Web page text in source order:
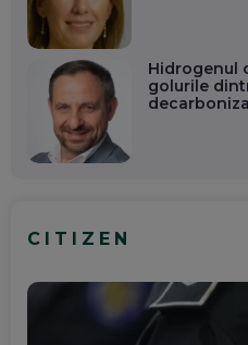
Hidrogenul
golurile
CITIZEN